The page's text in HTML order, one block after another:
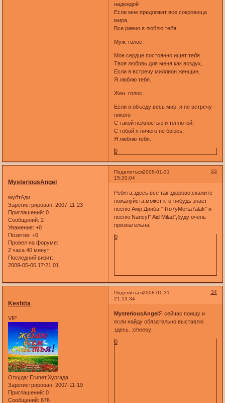
надеждой
Если мне предложат все сокровища
мира,
Все равно я люблю тебя.
Муж. голос:
Мое сердце постоянно ищет тебя
Твоя любовь для меня как воздух,
Если я встречу миллион женщин,
Я люблю тебя.
Жен. голос:
Если я объеду весь мир, я не встречу
никого
С такой нежностью и теплотой,
С тобой я ничего не боюсь,
Я люблю тебя.
0
Поделиться 33
2008-01-31
15:20:04
MysteriousAngel
мубтАди
Зарегистрирован: 2007-11-23
Приглашений: 0
Сообщений: 2
Уважение: +0
Позитив: +0
Провел на форуме:
2 часа 40 минут
Последний визит:
2009-05-06 17:21:01
Ребята,здесь все так здорово,скажите
пожалуйста,может кто-нибудь знает
песню Амр Дияба-" Ro7yMerta7alak" и
песню Nancy!" Aid Milad",буду очень
признательна.
0
Поделиться 34
2008-01-31
21:13:34
Keshtta
VIP
Откуда: Египет,Хургада
Зарегистрирован: 2007-11-19
Приглашений: 0
Сообщений: 676
MysteriousAngel Я сейчас поищу и
если найду обязательно выставлю
здесь. :cheesy:
0